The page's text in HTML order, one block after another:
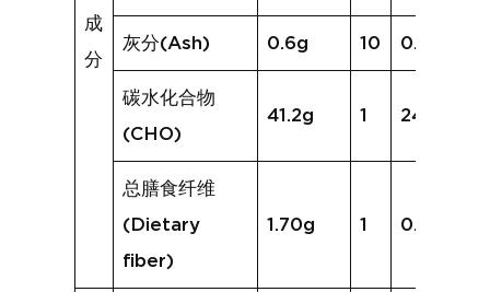
成
分
灰分(Ash) 0.6g 10 0.7g
碳水化合物
(CHO)
41.2g 1 24.5g
总膳食纤维
(Dietary
fiber)
1.70g 1 0.3g